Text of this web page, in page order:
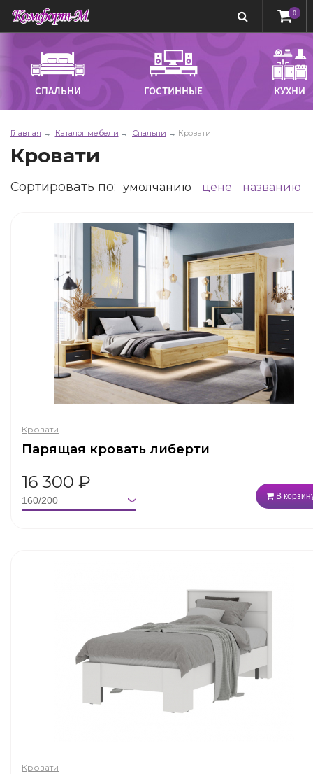
0
СПАЛЬНИ ГОСТИННЫЕ КУХНИ
Главная Каталог мебели Спальни Кровати
Кровати
Сортировать по: умолчанию цене названию
Кровати
Парящая кровать либерти
16 300 ₽
В
Кровати